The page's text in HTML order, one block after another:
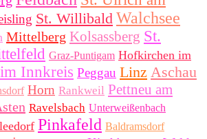
St. Willibald Walchsee
Mittelberg Kolsassberg St.
Graz-Puntigam Hofkirchen im
Innkreis Peggau Linz Aschau
Horn Rankweil Pettneu am
Ravelsbach Unterweißenbach
Pinkafeld Baldramsdorf